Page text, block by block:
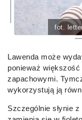
fot.
Lawenda może
ponieważ
zapachowymi.
wykorzystują ją
Szczególnie słynie